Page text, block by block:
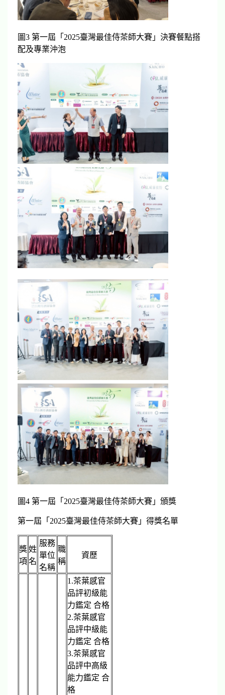
圖3 第一屆「2025臺灣最佳侍茶師大賽」決賽餐點搭
配及專業沖泡
圖4 第一屆「2025臺灣最佳侍茶師大賽」頒獎
第一屆「2025臺灣最佳侍茶師大賽」得獎名單
獎
項
姓
名
服務
單位
名稱
職
稱
資歷
1.茶葉感官
品評初級能
力鑑定 合格
2.茶葉感官
品評中級能
力鑑定 合格
3.茶葉感官
品評中高級
能力鑑定 合
格